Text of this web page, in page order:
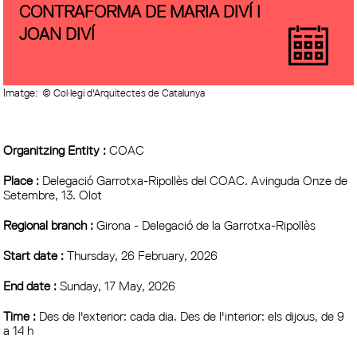
CONTRAFORMA DE MARIA DIVÍ I
JOAN DIVÍ
Imatge: © Col·legi d'Arquitectes de Catalunya
Organitzing Entity :COAC
Place : Delegació Garrotxa-Ripollès del COAC. Avinguda Onze de
Setembre, 13. Olot
Regional branch :Girona - Delegació de la Garrotxa-Ripollès
Start date :Thursday, 26 February, 2026
End date :Sunday, 17 May, 2026
Time : Des de l'exterior: cada dia. Des de l'interior: els dijous, de 9
a 14 h